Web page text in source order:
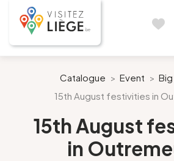
Like a citizen of Liège
Prepare my stay
Catalogue > Event >
15th August festivities in
15th August
in